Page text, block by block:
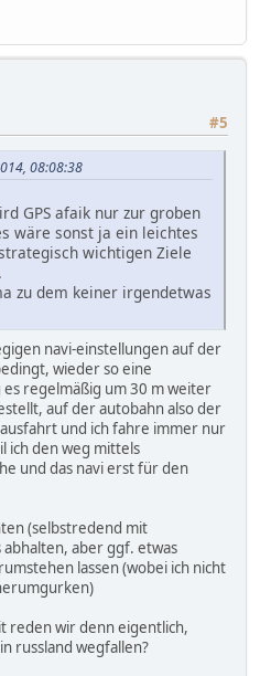
#5
08:08:38
GPS afaik nur zur groben
wäre sonst ja ein leichtes
wichtigen Ziele
zu dem keiner irgendetwas
navi-einstellungen auf der
wieder so eine
regelmäßig um 30 m weiter
auf der autobahn also der
und ich fahre immer nur
ich den weg mittels
und das navi erst für den
(selbstredend mit
aber ggf. etwas
lassen (wobei ich nicht
reden wir denn eigentlich,
russland wegfallen?